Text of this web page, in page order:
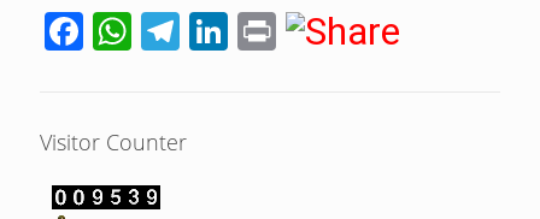
Facebook
WhatsApp
Telegram
LinkedIn
Print
Visitor Counter
Desak